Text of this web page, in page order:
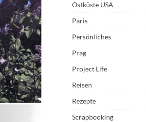
Ostküste USA
Paris
Persönliches
Prag
Project Life
Reisen
Rezepte
Scrapbooking